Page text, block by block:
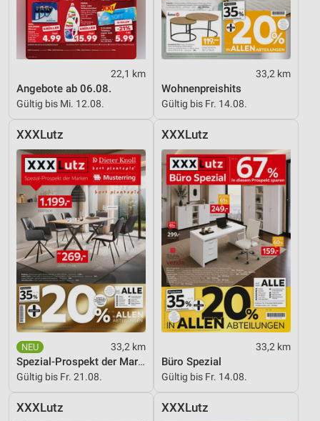
22,1 km
Angebote ab 06.08.
Gültig bis Mi. 12.08.
33,2 km
Wohnenpreishits
Gültig bis Fr. 14.08.
XXXLutz
33,2 km
Spezial-Prospekt der Marken
Gültig bis Fr. 21.08.
XXXLutz
33,2 km
Büro Spezial
Gültig bis Fr. 14.08.
XXXLutz XXXLutz